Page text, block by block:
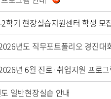
학기 현장실습지원센터 학생 모
년도 직무포트폴리오 경진대
년 6월 진로·취업지원 프로그
일반현장실습 안내